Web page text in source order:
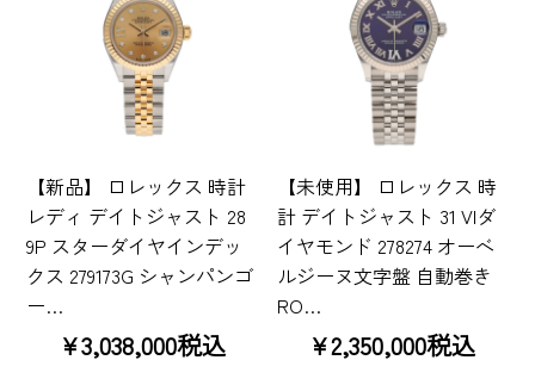
【新品】 ロレックス 時計
レディ デイトジャスト 28
9P スターダイヤインデッ
クス 279173G シャンパンゴ
ー…
¥3,038,000税込
【未使用】 ロレックス 時
計 デイトジャスト 31 VIダ
イヤモンド 278274 オーベ
ルジーヌ文字盤 自動巻き
RO…
¥2,350,000税込